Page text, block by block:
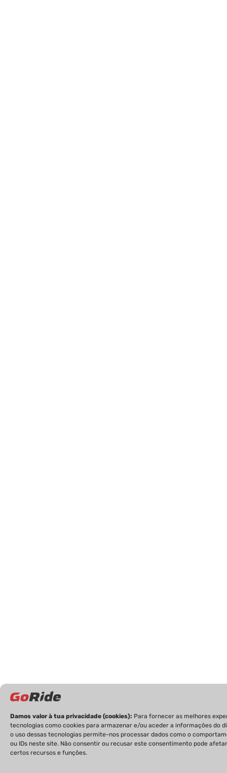
Damos valor à tua privacidade (cookies): Para fornecer as melhores
tecnologias como cookies para armazenar e/ou aceder a informações do
o uso dessas tecnologias permite-nos processar dados como o
ou IDs neste site. Não consentir ou recusar este consentimento pode
certos recursos e funções.